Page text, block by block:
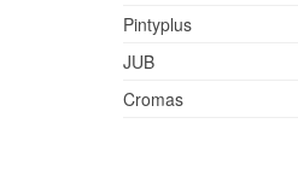
Pintyplus
JUB
Cromas